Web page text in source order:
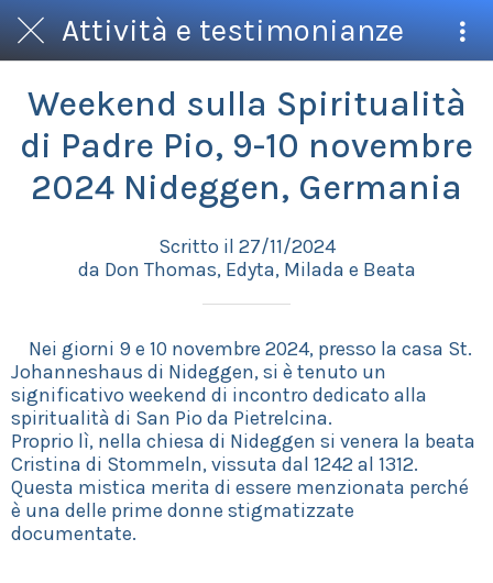
Attività e testimonianze
Weekend sulla Spiritualità
di Padre Pio, 9-10 novembre
2024 Nideggen, Germania
Scritto il 27/11/2024
da Don Thomas, Edyta, Milada e Beata
Nei giorni 9 e 10 novembre 2024, presso la casa St.
Johanneshaus di Nideggen, si è tenuto un
significativo weekend di incontro dedicato alla
spiritualità di San Pio da Pietrelcina.
Proprio lì, nella chiesa di Nideggen si venera la beata
Cristina di Stommeln, vissuta dal 1242 al 1312.
Questa mistica merita di essere menzionata perché
è una delle prime donne stigmatizzate
documentate.